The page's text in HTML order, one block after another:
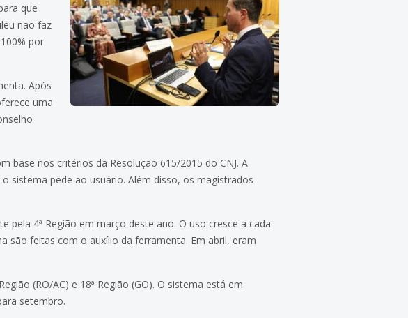
que
não faz
por
Após
uma
base nos critérios da Resolução 615/2015 do CNJ. A
sistema pede ao usuário. Além disso, os magistrados
4ª Região em março deste ano. O uso cresce a cada
são feitas com o auxílio da ferramenta. Em abril, eram
(RO/AC) e 18ª Região (GO). O sistema está em
setembro.